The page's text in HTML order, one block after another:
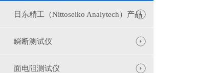
日东精工（Nittoseiko Analytech）产品
瞬断测试仪
面电阻测试仪